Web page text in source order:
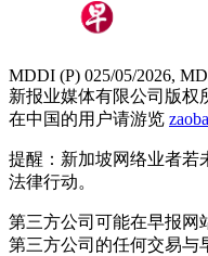
MDDI (P) 025/05/2026,
新报业媒体有限公司版权
在中国的用户请游览
提醒：新加坡网络业者若
法律行动。
第三方公司可能在早报网
第三方公司的任何交易与